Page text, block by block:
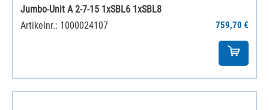
Jumbo-Unit A 2-7-15 1xSBL6 1xSBL8
Artikelnr.: 1000024107
759,70 €